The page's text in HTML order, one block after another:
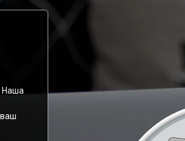
Наша